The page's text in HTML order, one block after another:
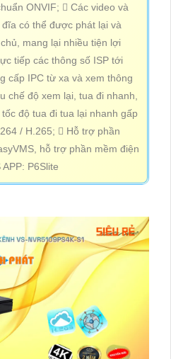
ONVIF;  Các video và
có thể được phát lại và
mang lại nhiều tiện lợi
tiếp các thông số ISP tới
cấp IPC từ xa và xem thông
chế độ xem lại, tua đi nhanh,
độ tua đi tua lại nhanh gấp
/ H.265;  Hỗ trợ phần
hỗ trợ phần mềm điện
P6Slite